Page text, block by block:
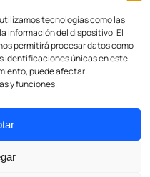
tecnologías como las
información del dispositivo. El
permitirá procesar datos como
identificaciones únicas en este
puede afectar
y funciones.